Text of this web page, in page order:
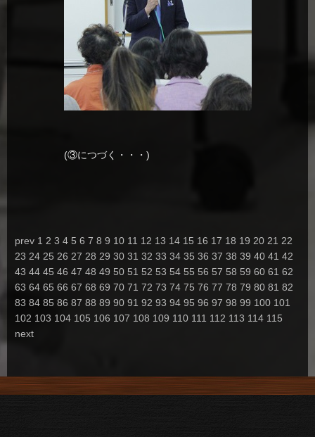
(③につづく・・・)
prev 1 2 3 4 5 6 7 8 9 10 11 12 13 14 15 16 17 18 19 20 21 22
23 24 25 26 27 28 29 30 31 32 33 34 35 36 37 38 39 40 41 42
43 44 45 46 47 48 49 50 51 52 53 54 55 56 57 58 59 60 61 62
63 64 65 66 67 68 69 70 71 72 73 74 75 76 77 78 79 80 81 82
83 84 85 86 87 88 89 90 91 92 93 94 95 96 97 98 99 100 101
102 103 104 105 106 107 108 109 110 111 112 113 114 115
next